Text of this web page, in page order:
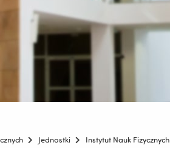
Jednostki Instytut Nauk Fizycznych